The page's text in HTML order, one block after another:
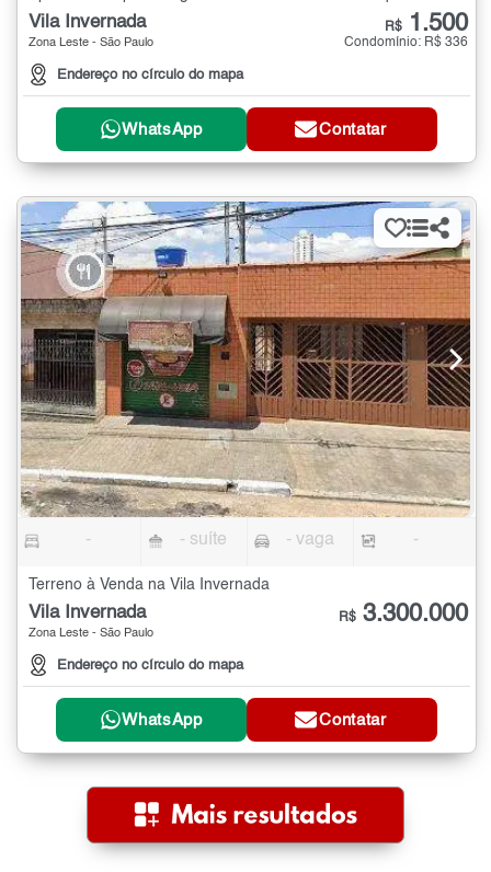
Vila Invernada
Zona Leste - São Paulo
Endereço no círculo do mapa
R$ 1.500
Condomínio: R$ 336
WhatsApp Contatar
- - suíte - vaga -
Terreno à Venda na Vila Invernada
Vila Invernada
Zona Leste - São Paulo
Endereço no círculo do mapa
R$ 3.300.000
WhatsApp Contatar